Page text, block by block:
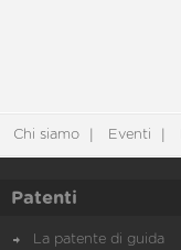
Chi siamo Eventi
Patenti
La patente di guida